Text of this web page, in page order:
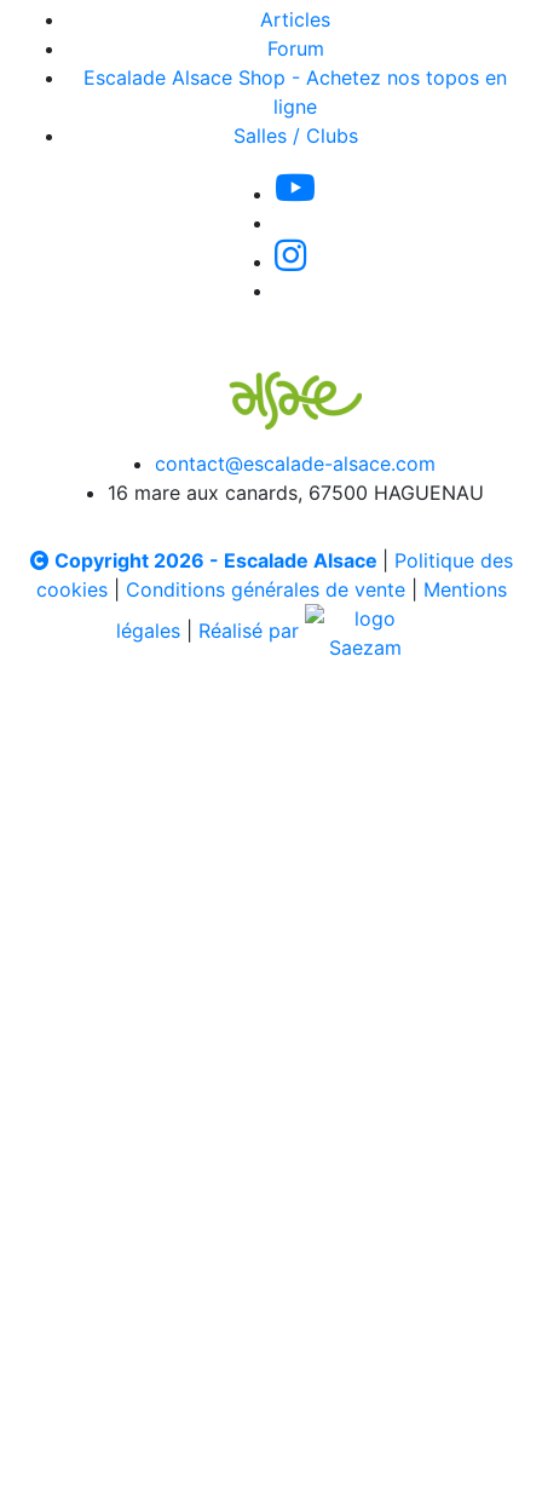
Articles
Forum
Escalade Alsace Shop - Achetez nos topos en
ligne
Salles / Clubs
contact@escalade-alsace.com
16 mare aux canards, 67500 HAGUENAU
Copyright 2026 - Escalade Alsace
Politique des
cookies| Conditions générales de vente| Mentions
légales
Réalisé par